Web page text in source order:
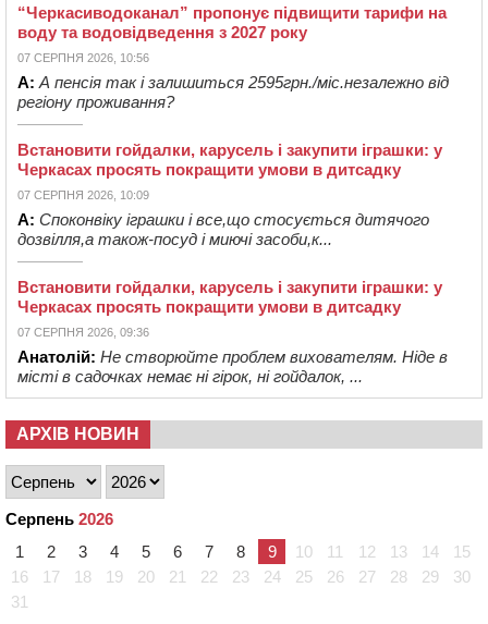
“Черкасиводоканал” пропонує підвищити тарифи на
воду та водовідведення з 2027 року
07 СЕРПНЯ 2026, 10:56
А: А пенсія так і залишиться 2595грн./міс.незалежно від
регіону проживання?
Встановити гойдалки, карусель і закупити іграшки: у
Черкасах просять покращити умови в дитсадку
07 СЕРПНЯ 2026, 10:09
А: Споконвіку іграшки і все,що стосується дитячого
дозвілля,а також-посуд і миючі засоби,к...
Встановити гойдалки, карусель і закупити іграшки: у
Черкасах просять покращити умови в дитсадку
07 СЕРПНЯ 2026, 09:36
Анатолій: Не створюйте проблем вихователям. Ніде в
місті в садочках немає ні гірок, ні гойдалок, ...
АРХІВ НОВИН
Серпень 2026
1
2 3 4 5 6 7 8 9 10 11 12 13 14
15
16
17 18 19 20 21 22 23 24 25 26 27 28 29
30
31